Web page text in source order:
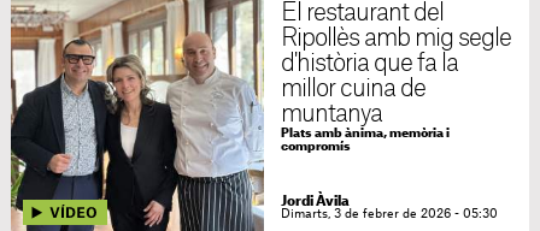
El restaurant del
Ripollès amb mig segle
d'història que fa la
millor cuina de
muntanya
Plats amb ànima, memòria i
compromís
Jordi Àvila
Dimarts, 3 de febrer de 2026 - 05:30